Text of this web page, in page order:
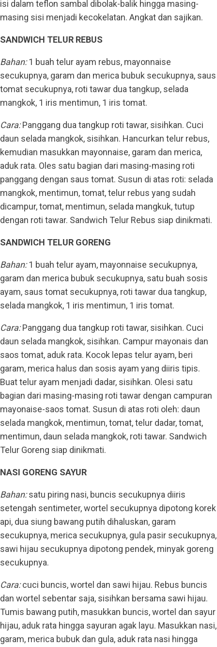
isi dalam teflon sambal dibolak-balik hingga masing-
masing sisi menjadi kecokelatan. Angkat dan sajikan.
SANDWICH TELUR REBUS
Bahan:1 buah telur ayam rebus, mayonnaise
secukupnya, garam dan merica bubuk secukupnya, saus
tomat secukupnya, roti tawar dua tangkup, selada
mangkok, 1 iris mentimun, 1 iris tomat.
Cara:Panggang dua tangkup roti tawar, sisihkan. Cuci
daun selada mangkok, sisihkan. Hancurkan telur rebus,
kemudian masukkan mayonnaise, garam dan merica,
aduk rata. Oles satu bagian dari masing-masing roti
panggang dengan saus tomat. Susun di atas roti: selada
mangkok, mentimun, tomat, telur rebus yang sudah
dicampur, tomat, mentimun, selada mangkuk, tutup
dengan roti tawar. Sandwich Telur Rebus siap dinikmati.
SANDWICH TELUR GORENG
Bahan:1 buah telur ayam, mayonnaise secukupnya,
garam dan merica bubuk secukupnya, satu buah sosis
ayam, saus tomat secukupnya, roti tawar dua tangkup,
selada mangkok, 1 iris mentimun, 1 iris tomat.
Cara:Panggang dua tangkup roti tawar, sisihkan. Cuci
daun selada mangkok, sisihkan. Campur mayonais dan
saos tomat, aduk rata. Kocok lepas telur ayam, beri
garam, merica halus dan sosis ayam yang diiris tipis.
Buat telur ayam menjadi dadar, sisihkan. Olesi satu
bagian dari masing-masing roti tawar dengan campuran
mayonaise-saos tomat. Susun di atas roti oleh: daun
selada mangkok, mentimun, tomat, telur dadar, tomat,
mentimun, daun selada mangkok, roti tawar. Sandwich
Telur Goreng siap dinikmati.
NASI GORENG SAYUR
Bahan:satu piring nasi, buncis secukupnya diiris
setengah sentimeter, wortel secukupnya dipotong korek
api, dua siung bawang putih dihaluskan, garam
secukupnya, merica secukupnya, gula pasir secukupnya,
sawi hijau secukupnya dipotong pendek, minyak goreng
secukupnya.
Cara:cuci buncis, wortel dan sawi hijau. Rebus buncis
dan wortel sebentar saja, sisihkan bersama sawi hijau.
Tumis bawang putih, masukkan buncis, wortel dan sayur
hijau, aduk rata hingga sayuran agak layu. Masukkan nasi,
garam, merica bubuk dan gula, aduk rata nasi hingga